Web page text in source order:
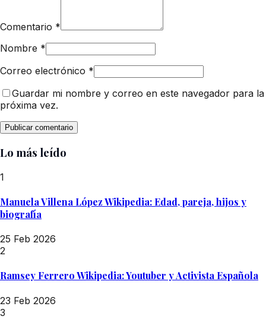
Comentario *
Nombre *
Correo electrónico *
Guardar mi nombre y correo en este navegador para la
próxima vez.
Lo más leído
1
Manuela Villena López Wikipedia: Edad, pareja, hijos y
biografía
25 Feb 2026
2
Ramsey Ferrero Wikipedia: Youtuber y Activista Española
23 Feb 2026
3